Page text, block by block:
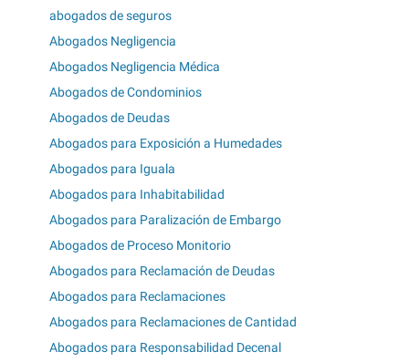
abogados de seguros
Abogados Negligencia
Abogados Negligencia Médica
Abogados de Condominios
Abogados de Deudas
Abogados para Exposición a Humedades
Abogados para Iguala
Abogados para Inhabitabilidad
Abogados para Paralización de Embargo
Abogados de Proceso Monitorio
Abogados para Reclamación de Deudas
Abogados para Reclamaciones
Abogados para Reclamaciones de Cantidad
Abogados para Responsabilidad Decenal